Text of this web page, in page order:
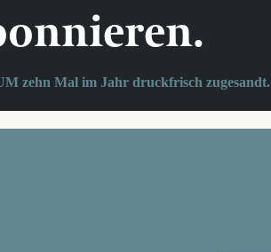
zehn Mal im Jahr druckfrisch zugesandt.